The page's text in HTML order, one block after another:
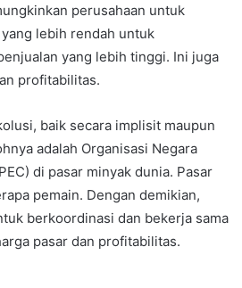
perusahaan untuk
lebih rendah untuk
yang lebih tinggi. Ini juga
profitabilitas.
baik secara implisit maupun
adalah Organisasi Negara
di pasar minyak dunia. Pasar
pemain. Dengan demikian,
berkoordinasi dan bekerja sama
pasar dan profitabilitas.